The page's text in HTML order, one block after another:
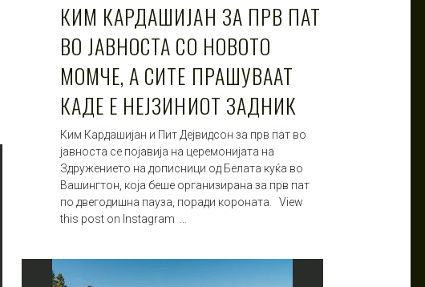
КИМ КАРДАШИЈАН ЗА ПРВ ПАТ
ВО ЈАВНОСТА СО НОВОТО
МОМЧЕ, А СИТЕ ПРАШУВААТ
КАДЕ Е НЕЈЗИНИОТ ЗАДНИК
Ким Кардашијан и Пит Дејвидсон за прв пат во
јавноста се појавија на церемонијата на
Здружението на дописници од Белата куќа во
Вашингтон, која беше организирана за прв пат
по двегодишна пауза, поради короната. View
this post on Instagram …